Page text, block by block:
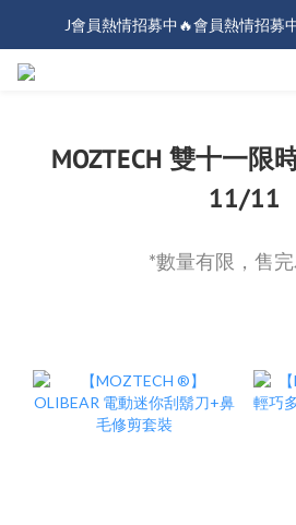
J會員熱情招募中🔥會員熱情招募
J會員熱情招募中🔥會員熱情招募
MOZTECH 雙十一限
11/11
*數量有限，售